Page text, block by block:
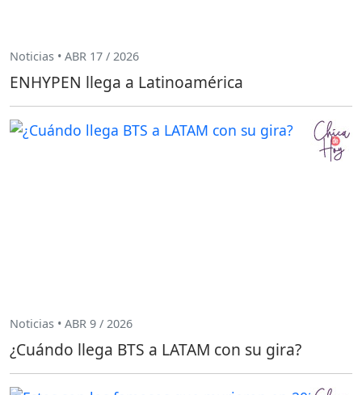
Noticias • ABR 17 / 2026
ENHYPEN llega a Latinoamérica
Noticias • ABR 9 / 2026
¿Cuándo llega BTS a LATAM con su gira?